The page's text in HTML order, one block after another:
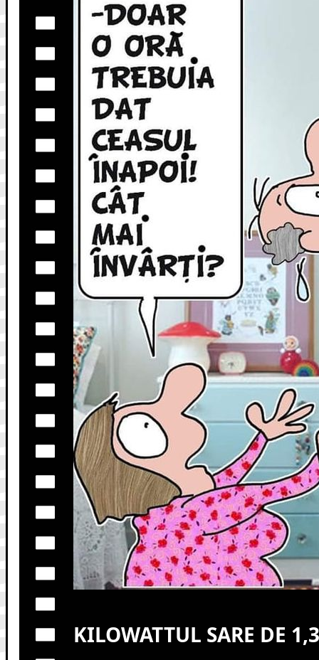
KILOWATTUL SARE DE